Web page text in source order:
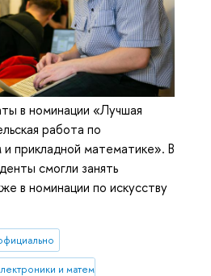
в номинации «Лучшая
работа по
и прикладной математике». В
смогли занять
в номинации по искусству
и математики им. А.Н. Тихонова